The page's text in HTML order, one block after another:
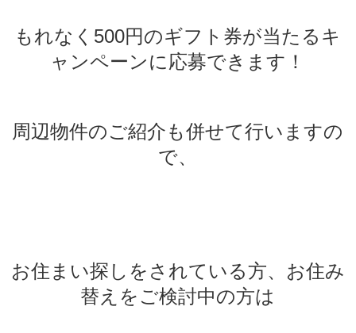
もれなく500円のギフト券が当たるキ
ャンペーンに応募できます！
周辺物件のご紹介も併せて行いますの
で、
お住まい探しをされている方、お住み
替えをご検討中の方は